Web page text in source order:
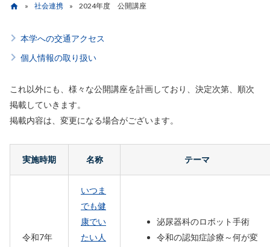
パ
く
ず
home 社会連携 2024年度 公開講座
本学への交通アクセス
個人情報の取り扱い
これ以外にも、様々な公開講座を計画しており、決定次第、順次
掲載していきます。
掲載内容は、変更になる場合がございます。
実施時期 名称 テーマ
令和7年
いつま
でも健
康でい
たい人
泌尿器科のロボット手術
令和の認知症診療～何が変